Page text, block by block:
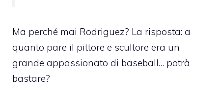
Ma perché mai Rodriguez? La risposta: a
quanto pare il pittore e scultore era un
grande appassionato di baseball… potrà
bastare?